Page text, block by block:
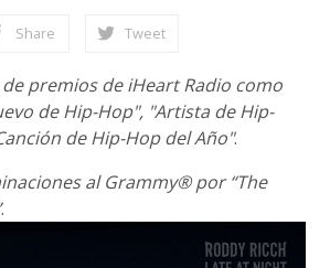
Share Tweet
premios de iHeart Radio como
de Hip-Hop", "Artista de Hip-
de Hip-Hop del Año".
al Grammy® por “The
.